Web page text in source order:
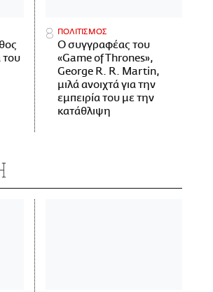
του
ΠΟΛΙΤΙΣΜΟΣ
Ο συγγραφέας του
«Game of Thrones»,
George R. R. Martin,
μιλά ανοιχτά για την
εμπειρία του με την
κατάθλιψη